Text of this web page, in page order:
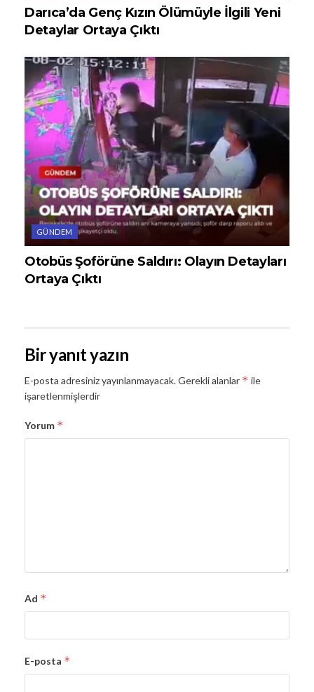
Darıca’da Genç Kızın Ölümüyle İlgili Yeni
Detaylar Ortaya Çıktı
GÜNDEM
Otobüs Şoförüne Saldırı: Olayın Detayları
Ortaya Çıktı
Bir yanıt yazın
E-posta adresiniz yayınlanmayacak.Gerekli alanlar * ile
işaretlenmişlerdir
Yorum *
Ad *
E-posta *